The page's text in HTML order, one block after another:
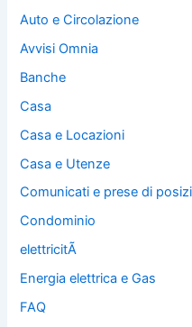
Auto e Circolazione
Avvisi Omnia
Banche
Casa
Casa e Locazioni
Casa e Utenze
Comunicati e prese di
Condominio
elettricitÃ
Energia elettrica e Gas
FAQ